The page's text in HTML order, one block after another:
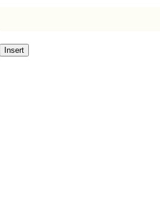
Insert